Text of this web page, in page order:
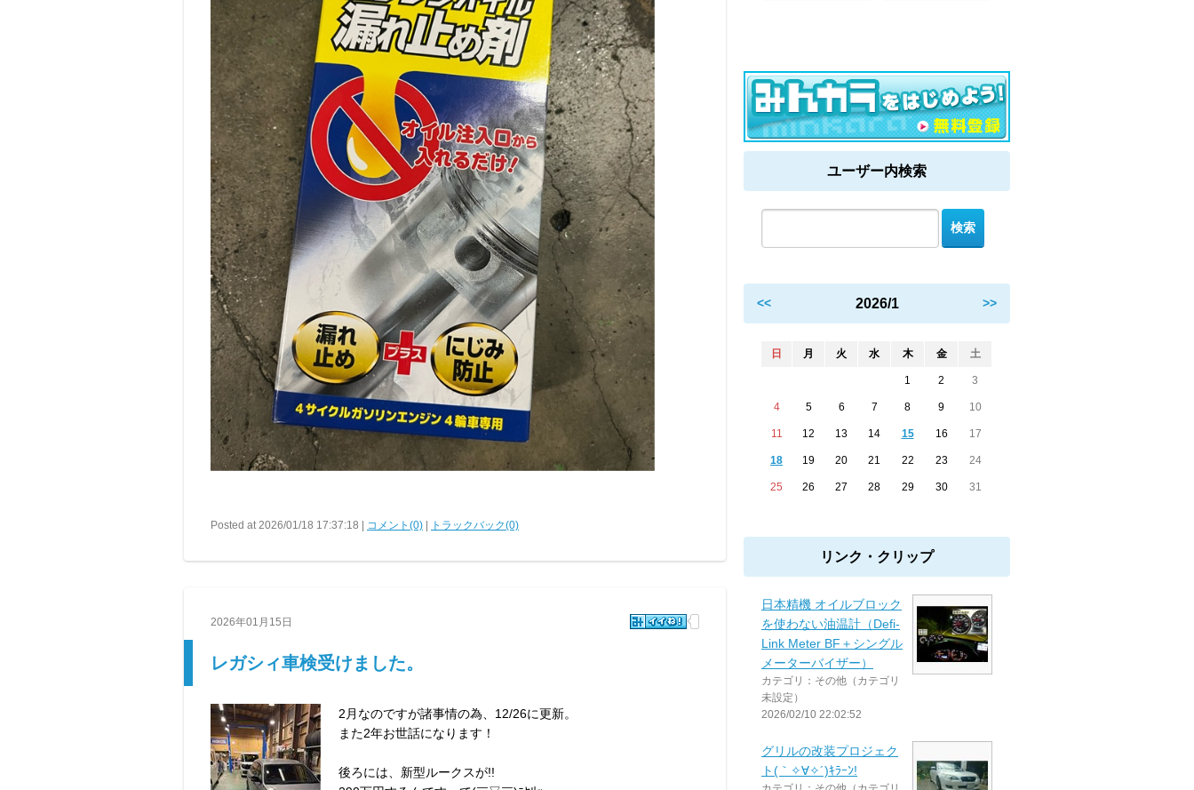
Posted at 2026/01/18 17:37:18 | コメント(0) | トラックバック(0)
2026年01月15日
レガシィ車検受けました。
2月なのですが諸事情の為、12/26に更新。
また2年お世話になります！
後ろには、新型ルークスが!!
ユーザー内検索
<< 2026/1 >>
日 月 火 水 木 金 土
1 2 3
4 5 6 7 8 9 10
11 12 13 14 15 16 17
18 19 20 21 22 23 24
25 26 27 28 29 30 31
リンク・クリップ
日本精機 オイルブロック
を使わない油温計（Defi-
Link Meter BF＋シングル
メーターバイザー）
カテゴリ：その他（カテゴリ
未設定）
2026/02/10 22:02:52
グリルの改装プロジェク
ト(｀✧∀✧´)ｷﾗｰﾝ!